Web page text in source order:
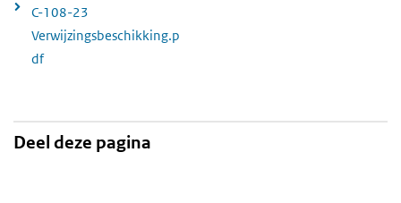
C-108-23
Verwijzingsbeschikking.p
df
Deel deze pagina